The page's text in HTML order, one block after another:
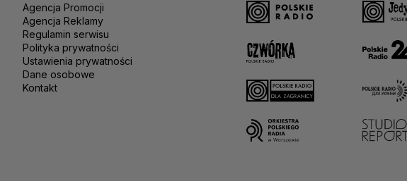
Agencja Promocji
Agencja Reklamy
Regulamin serwisu
Polityka prywatności
Ustawienia prywatności
Dane osobowe
Kontakt